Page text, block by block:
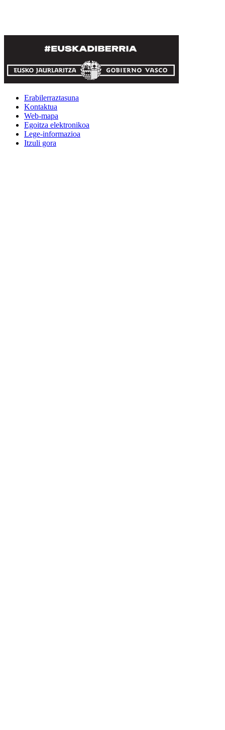
Erabilerraztasuna
Kontaktua
Web-mapa
Egoitza elektronikoa
Lege-informazioa
Itzuli gora